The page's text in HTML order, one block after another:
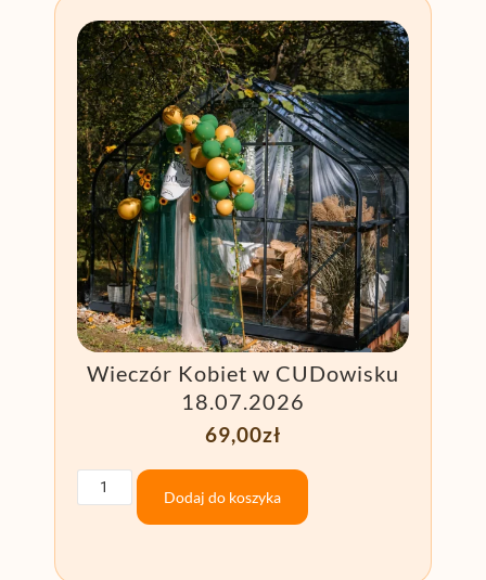
Wieczór Kobiet w CUDowisku
18.07.2026
69,00zł
Dodaj do koszyka